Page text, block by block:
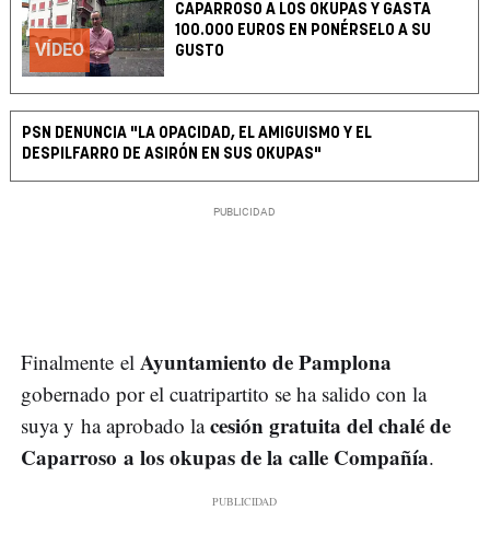
VÍDEO
CAPARROSO A LOS OKUPAS Y GASTA
100.000 EUROS EN PONÉRSELO A SU
GUSTO
PSN DENUNCIA "LA OPACIDAD, EL AMIGUISMO Y EL
DESPILFARRO DE ASIRÓN EN SUS OKUPAS"
Finalmente el Ayuntamiento de Pamplona
gobernado por el cuatripartito se ha salido con la
suya y ha aprobado lacesión gratuita del chalé de
Caparroso a los okupas de la calle Compañía.